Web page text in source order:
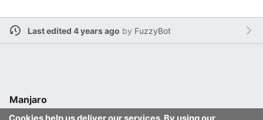
Last edited 4 years ago by FuzzyBot
Manjaro